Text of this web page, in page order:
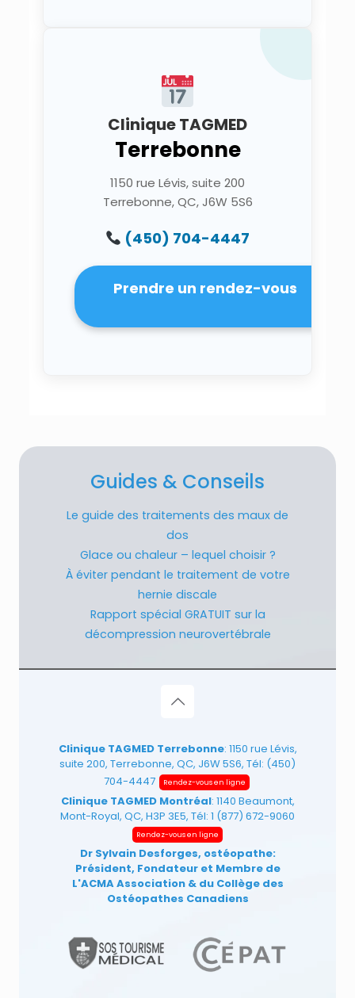
Clinique TAGMED
Terrebonne
1150 rue Lévis, suite 200
Terrebonne, QC, J6W 5S6
(450) 704-4447
Prendre un rendez-vous
Guides & Conseils
Le guide des traitements des maux de
dos
Glace ou chaleur – lequel choisir ?
À éviter pendant le traitement de votre
hernie discale
Rapport spécial GRATUIT sur la
décompression neurovertébrale
Clinique TAGMED Terrebonne: 1150 rue Lévis,
suite 200, Terrebonne, QC, J6W 5S6, Tél: (450)
704-4447
Rendez-vous en ligne
Clinique TAGMED Montréal: 1140 Beaumont,
Mont-Royal, QC, H3P 3E5, Tél: 1 (877) 672-9060
Rendez-vous en ligne
Dr Sylvain Desforges, ostéopathe:
Président, Fondateur et Membre de
L'ACMA Association & du Collège des
Ostéopathes Canadiens